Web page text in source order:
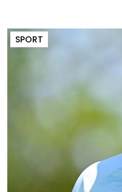
SPORT